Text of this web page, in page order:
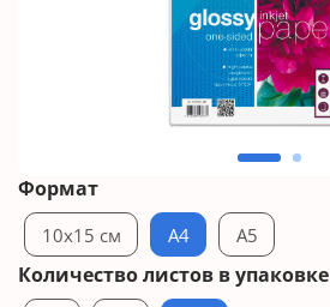
Формат
10x15 см A4 A5
Количество листов в упаковке